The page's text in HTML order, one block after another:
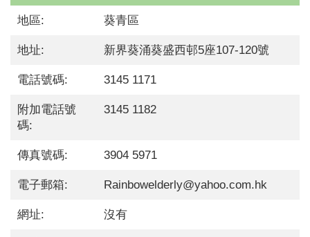
地區: 葵青區
地址: 新界葵涌葵盛西邨5座107-120號
電話號碼: 3145 1171
附加電話號
碼:
3145 1182
傳真號碼: 3904 5971
電子郵箱: Rainbowelderly@yahoo.com.hk
網址: 沒有